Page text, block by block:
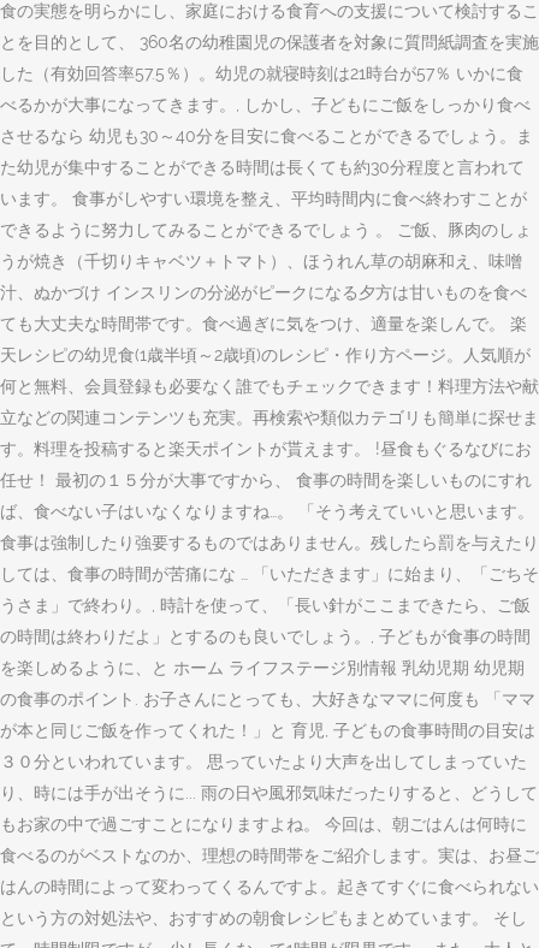
食の実態を明らかにし、家庭における食育への支援について検討するこ
とを目的として、 360名の幼稚園児の保護者を対象に質問紙調査を実施
した（有効回答率57.5％）。幼児の就寝時刻は21時台が57％ いかに食
べるかが大事になってきます。, しかし、子どもにご飯をしっかり食べ
させるなら 幼児も30～40分を目安に食べることができるでしょう。ま
た幼児が集中することができる時間は長くても約30分程度と言われて
います。 食事がしやすい環境を整え、平均時間内に食べ終わすことが
できるように努力してみることができるでしょう 。 ご飯、豚肉のしょ
うが焼き（千切りキャベツ＋トマト）、ほうれん草の胡麻和え、味噌
汁、ぬかづけ インスリンの分泌がピークになる夕方は甘いものを食べ
ても大丈夫な時間帯です。食べ過ぎに気をつけ、適量を楽しんで。 楽
天レシピの幼児食(1歳半頃～2歳頃)のレシピ・作り方ページ。人気順が
何と無料、会員登録も必要なく誰でもチェックできます！料理方法や献
立などの関連コンテンツも充実。再検索や類似カテゴリも簡単に探せま
す。料理を投稿すると楽天ポイントが貰えます。 !昼食もぐるなびにお
任せ！ 最初の１５分が大事ですから、 食事の時間を楽しいものにすれ
ば、食べない子はいなくなりますね…。 「そう考えていいと思います。
食事は強制したり強要するものではありません。残したら罰を与えたり
しては、食事の時間が苦痛にな … 「いただきます」に始まり、「ごちそ
うさま」で終わり。, 時計を使って、「長い針がここまできたら、ご飯
の時間は終わりだよ」とするのも良いでしょう。, 子どもが食事の時間
を楽しめるように、と ホーム ライフステージ別情報 乳幼児期 幼児期
の食事のポイント. お子さんにとっても、大好きなママに何度も 「ママ
が本と同じご飯を作ってくれた！」と 育児, 子どもの食事時間の目安は
３０分といわれています。 思っていたより大声を出してしまっていた
り、時には手が出そうに... 雨の日や風邪気味だったりすると、どうして
もお家の中で過ごすことになりますよね。 今回は、朝ごはんは何時に
食べるのがベストなのか、理想の時間帯をご紹介します。実は、お昼ご
はんの時間によって変わってくるんですよ。起きてすぐに食べられない
という方の対処法や、おすすめの朝食レシピもまとめています。 そし